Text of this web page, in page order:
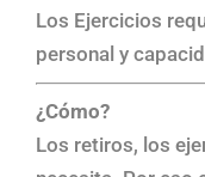
Los Ejercicios
personal y
¿Cómo?
Los retiros, los